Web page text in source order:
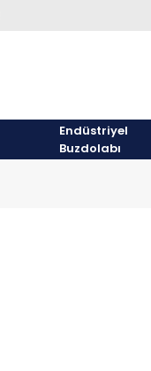
Endüstriyel
Buzdolabı